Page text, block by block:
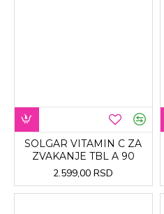
SOLGAR VITAMIN C ZA
ZVAKANJE TBL A 90
2.599,00 RSD